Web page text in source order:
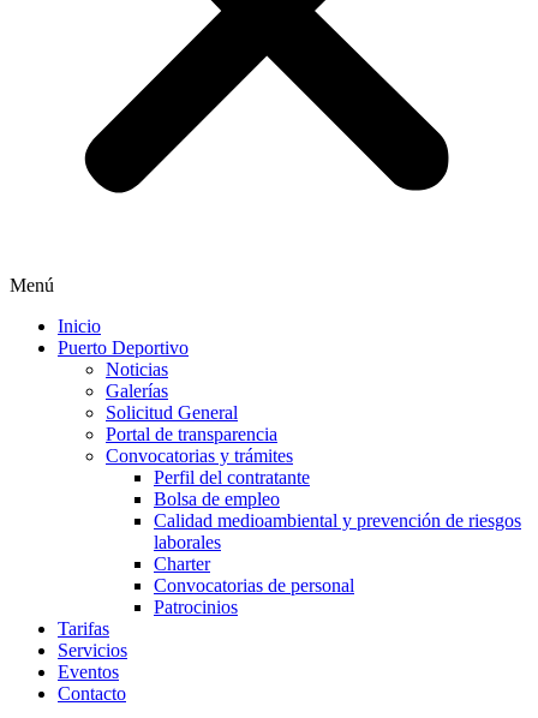
Menú
Inicio
Puerto Deportivo
Noticias
Galerías
Solicitud General
Portal de transparencia
Convocatorias y trámites
Perfil del contratante
Bolsa de empleo
Calidad medioambiental y prevención de riesgos
laborales
Charter
Convocatorias de personal
Patrocinios
Tarifas
Servicios
Eventos
Contacto